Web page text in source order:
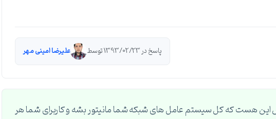
پاسخ در 1393/02/23 توسط علیرضا امینی مهر
این هست که کل سیستم عامل های شبکه شما مانیتور بشه و کاربرای شما هر